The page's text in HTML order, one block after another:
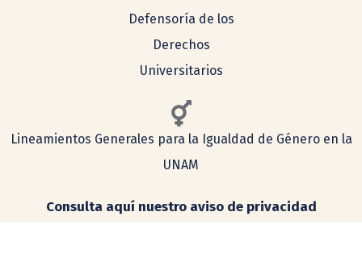
Defensoría de los
Derechos
Universitarios
Lineamientos Generales para la Igualdad de Género en la
UNAM
Consulta aquí nuestro aviso de privacidad